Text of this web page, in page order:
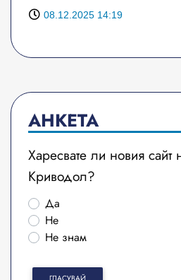
08.12.2025 14:19
АНКЕТА
Харесвате ли новия
Криводол?
Да
Не
Не знам